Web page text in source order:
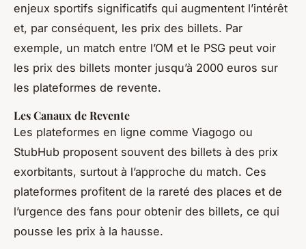
enjeux sportifs significatifs qui augmentent l’intérêt
et, par conséquent, les prix des billets. Par
exemple, un match entre l’OM et le PSG peut voir
les prix des billets monter jusqu’à 2000 euros sur
les plateformes de revente.
Les Canaux de Revente
Les plateformes en ligne comme Viagogo ou
StubHub proposent souvent des billets à des prix
exorbitants, surtout à l’approche du match. Ces
plateformes profitent de la rareté des places et de
l’urgence des fans pour obtenir des billets, ce qui
pousse les prix à la hausse.